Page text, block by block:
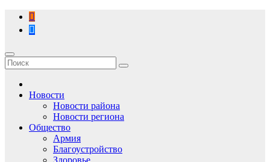
Перейти
содержимому
Новости
Новости района
Новости региона
Общество
Армия
Благоустройство
Здоровье